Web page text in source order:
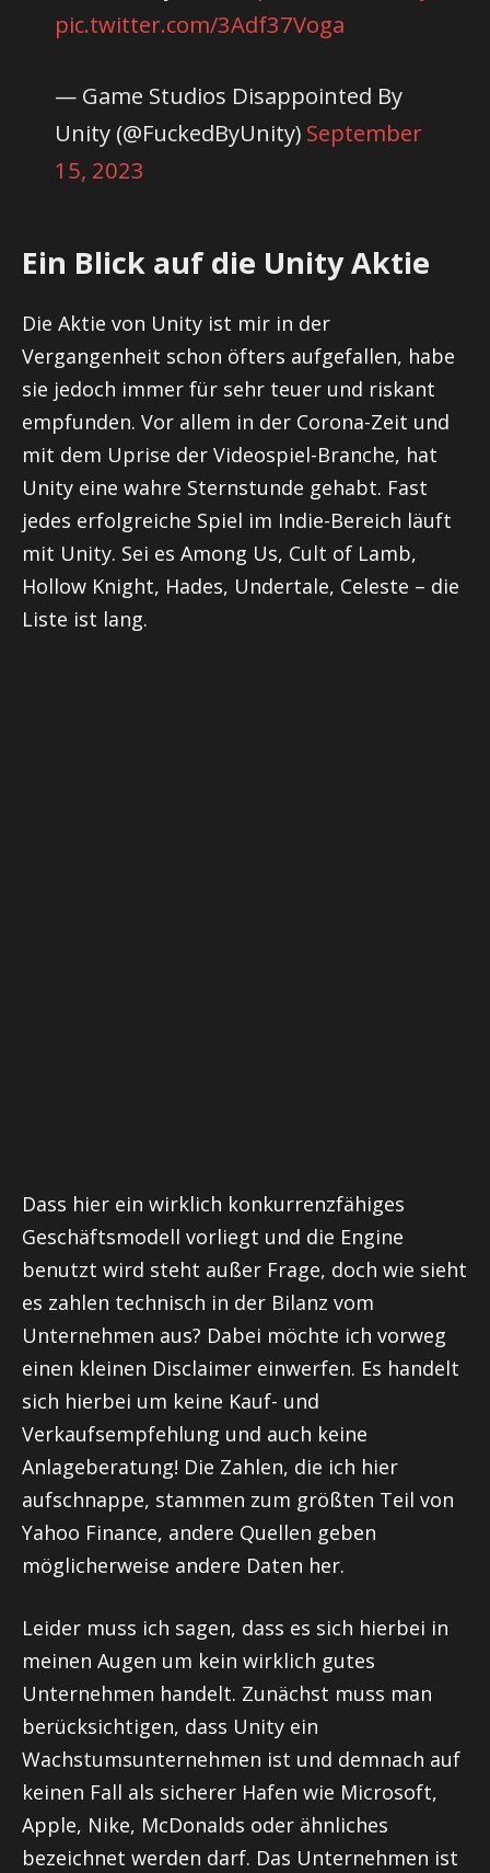
pic.twitter.com/3Adf37Voga
— Game Studios Disappointed By
Unity (@FuckedByUnity) September
15, 2023
Ein Blick auf die Unity Aktie
Die Aktie von Unity ist mir in der
Vergangenheit schon öfters aufgefallen, habe
sie jedoch immer für sehr teuer und riskant
empfunden. Vor allem in der Corona-Zeit und
mit dem Uprise der Videospiel-Branche, hat
Unity eine wahre Sternstunde gehabt. Fast
jedes erfolgreiche Spiel im Indie-Bereich läuft
mit Unity. Sei es Among Us, Cult of Lamb,
Hollow Knight, Hades, Undertale, Celeste – die
Liste ist lang.
Dass hier ein wirklich konkurrenzfähiges
Geschäftsmodell vorliegt und die Engine
benutzt wird steht außer Frage, doch wie sieht
es zahlen technisch in der Bilanz vom
Unternehmen aus? Dabei möchte ich vorweg
einen kleinen Disclaimer einwerfen. Es handelt
sich hierbei um keine Kauf- und
Verkaufsempfehlung und auch keine
Anlageberatung! Die Zahlen, die ich hier
aufschnappe, stammen zum größten Teil von
Yahoo Finance, andere Quellen geben
möglicherweise andere Daten her.
Leider muss ich sagen, dass es sich hierbei in
meinen Augen um kein wirklich gutes
Unternehmen handelt. Zunächst muss man
berücksichtigen, dass Unity ein
Wachstumsunternehmen ist und demnach auf
keinen Fall als sicherer Hafen wie Microsoft,
Apple, Nike, McDonalds oder ähnliches
bezeichnet werden darf. Das Unternehmen ist